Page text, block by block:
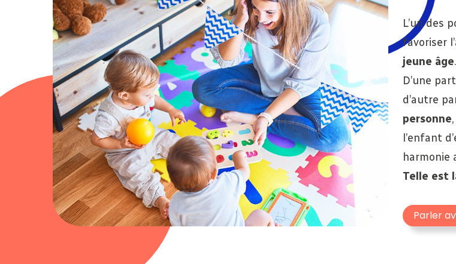
L’un des
favoriser
jeune âge.
D’une
d’autre
personne
l’enfant
harmonie
Telle est
Parler